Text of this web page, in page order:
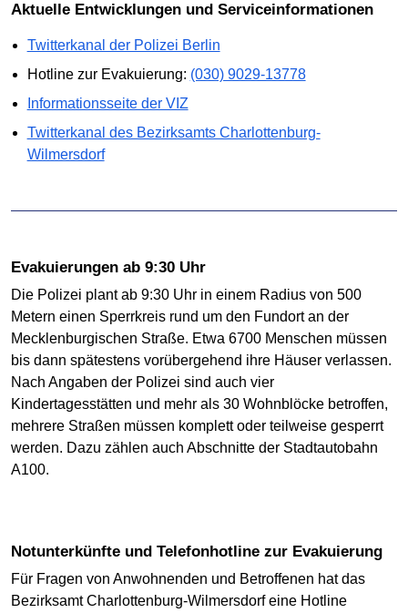
Aktuelle Entwicklungen und Serviceinformationen
Twitterkanal der Polizei Berlin
Hotline zur Evakuierung: (030) 9029-13778
Informationsseite der VIZ
Twitterkanal des Bezirksamts Charlottenburg-
Wilmersdorf
Evakuierungen ab 9:30 Uhr
Die Polizei plant ab 9:30 Uhr in einem Radius von 500
Metern einen Sperrkreis rund um den Fundort an der
Mecklenburgischen Straße. Etwa 6700 Menschen müssen
bis dann spätestens vorübergehend ihre Häuser verlassen.
Nach Angaben der Polizei sind auch vier
Kindertagesstätten und mehr als 30 Wohnblöcke betroffen,
mehrere Straßen müssen komplett oder teilweise gesperrt
werden. Dazu zählen auch Abschnitte der Stadtautobahn
A100.
Notunterkünfte und Telefonhotline zur Evakuierung
Für Fragen von Anwohnenden und Betroffenen hat das
Bezirksamt Charlottenburg-Wilmersdorf eine Hotline